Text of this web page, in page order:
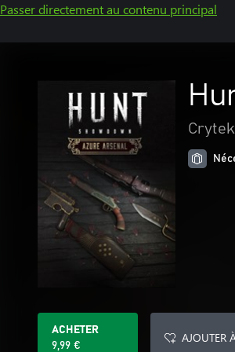
Passer directement au contenu principal
Crytek
ACHETER
9,99 €
AJOUTER